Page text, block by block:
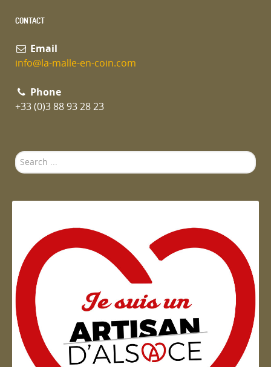
CONTACT
Email
info@la-malle-en-coin.com
Phone
+33 (0)3 88 93 28 23
Search
...